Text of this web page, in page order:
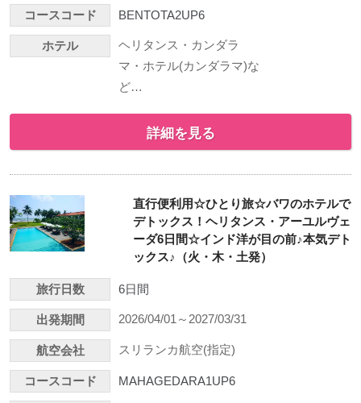
コースコード BENTOTA2UP6
ホテル
ヘリタンス・カンダラ
マ・ホテル(カンダラマ)な
ど…
詳細を見る
直行便利用☆ひとり旅☆バワのホテルで
デトックス！ヘリタンス・アーユルヴェ
ーダ6日間☆インド洋が目の前♪本気デト
ックス♪（火・木・土発）
旅行日数 6日間
出発期間 2026/04/01～2027/03/31
航空会社 スリランカ航空(指定)
コースコード MAHAGEDARA1UP6